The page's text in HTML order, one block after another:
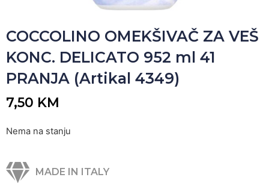
COCCOLINO OMEKŠIVAČ ZA VEŠ
KONC. DELICATO 952 ml 41
PRANJA (Artikal 4349)
7,50 KM
Nema na stanju
MADE IN ITALY